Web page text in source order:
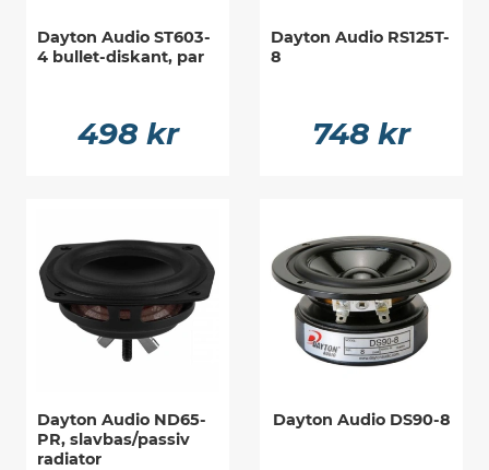
Dayton Audio ST603-
4 bullet-diskant, par
498 kr
Dayton Audio RS125T-
8
748 kr
Dayton Audio ND65-
PR, slavbas/passiv
radiator
Dayton Audio DS90-8